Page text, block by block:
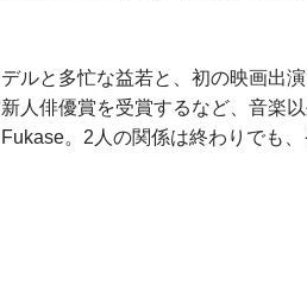
ルと多忙な益若と、初の映画出
人俳優賞を受賞するなど、音楽
。2人の関係は終わりでも